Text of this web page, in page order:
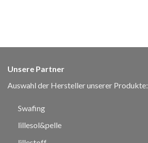
Unsere Partner
Auswahl der Hersteller unserer Produkte:
Swafing
lillesol&pelle